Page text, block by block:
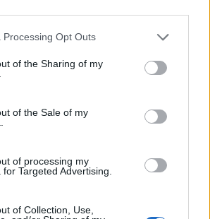
website/app uses one or more Google
or usage behaviour. You may click to
to Google and its third-party tags to
specified purposes in below Google
Processing Opt Outs
of the Sharing of my
of the Sale of my
of processing my
Targeted Advertising.
of Collection, Use,
Egyetlen, fél